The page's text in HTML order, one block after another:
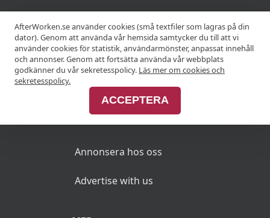
KRÖGARE
Anslut din restaurang
Annonsera hos oss
Advertise with us
AfterWorken.se använder cookies (små textfiler som lagras på din
dator). Genom att använda vår hemsida samtycker du till att vi
använder cookies för statistik, användarmönster, anpassat innehåll
och annonser. Genom att fortsätta använda vår webbplats
godkänner du vår sekretesspolicy. Läs mer om cookies och
sekretesspolicy.
ACCEPTERA